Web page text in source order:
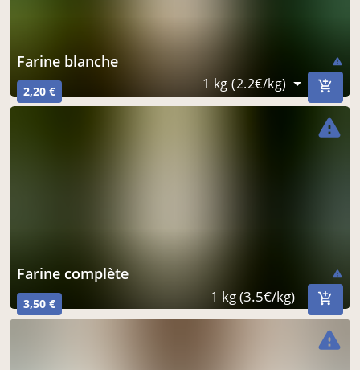
farine blanche warning
2,20 € 1 kg (2.2€/kg)
farine complète warning
3,50 € 1 kg (3.5€/kg)
warning
warning